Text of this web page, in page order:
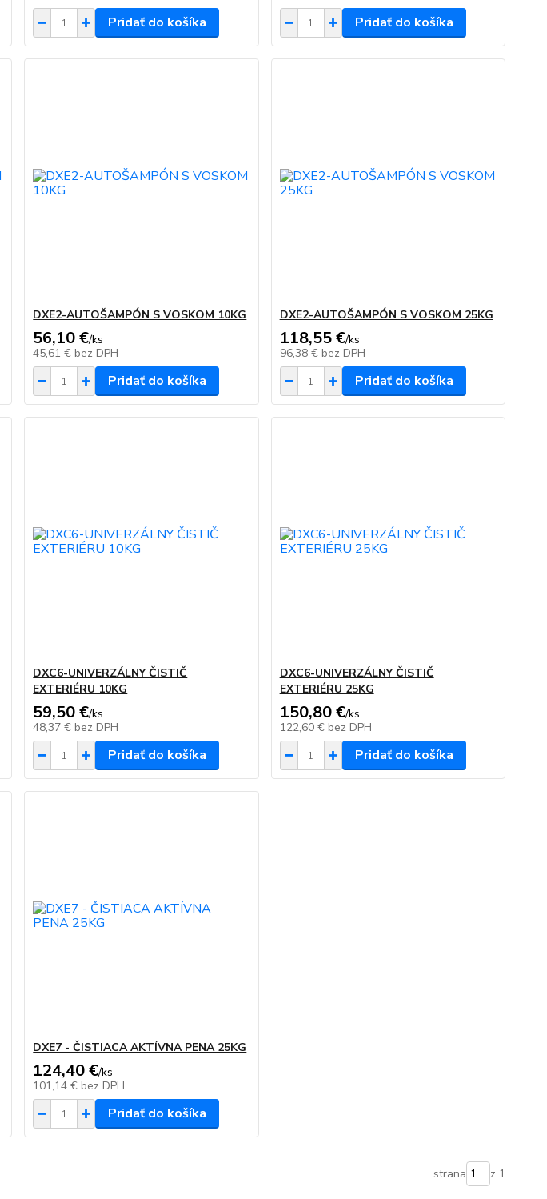
Pridať do košíka Pridať do košíka
DXE2-AUTOŠAMPÓN S VOSKOM 10KG
56,10 €/ks
45,61 € bez DPH
Pridať do košíka
DXE2-AUTOŠAMPÓN S VOSKOM 25KG
118,55 €/ks
96,38 € bez DPH
Pridať do košíka
DXC6-UNIVERZÁLNY ČISTIČ
EXTERIÉRU 10KG
59,50 €/ks
48,37 € bez DPH
Pridať do košíka
DXC6-UNIVERZÁLNY ČISTIČ
EXTERIÉRU 25KG
150,80 €/ks
122,60 € bez DPH
Pridať do košíka
DXE7 - ČISTIACA AKTÍVNA PENA 25KG
124,40 €/ks
101,14 € bez DPH
Pridať do košíka
strana z 1